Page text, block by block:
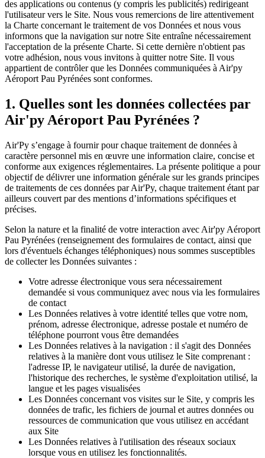
des applications ou contenus (y compris les publicités) redirigeant
l'utilisateur vers le Site. Nous vous remercions de lire attentivement
la Charte concernant le traitement de vos Données et nous vous
informons que la navigation sur notre Site entraîne nécessairement
l'acceptation de la présente Charte. Si cette dernière n'obtient pas
votre adhésion, nous vous invitons à quitter notre Site. Il vous
appartient de contrôler que les Données communiquées à Air'py
Aéroport Pau Pyrénées sont conformes.
1. Quelles sont les données collectées par
Air'py Aéroport Pau Pyrénées ?
Air'Py s’engage à fournir pour chaque traitement de données à
caractère personnel mis en œuvre une information claire, concise et
conforme aux exigences réglementaires. La présente politique a pour
objectif de délivrer une information générale sur les grands principes
de traitements de ces données par Air'Py, chaque traitement étant par
ailleurs couvert par des mentions d’informations spécifiques et
précises.
Selon la nature et la finalité de votre interaction avec Air'py Aéroport
Pau Pyrénées (renseignement des formulaires de contact, ainsi que
lors d'éventuels échanges téléphoniques) nous sommes susceptibles
de collecter les Données suivantes :
Votre adresse électronique vous sera nécessairement
demandée si vous communiquez avec nous via les formulaires
de contact
Les Données relatives à votre identité telles que votre nom,
prénom, adresse électronique, adresse postale et numéro de
téléphone pourront vous être demandées
Les Données relatives à la navigation : il s'agit des Données
relatives à la manière dont vous utilisez le Site comprenant :
l'adresse IP, le navigateur utilisé, la durée de navigation,
l'historique des recherches, le système d'exploitation utilisé, la
langue et les pages visualisées
Les Données concernant vos visites sur le Site, y compris les
données de trafic, les fichiers de journal et autres données ou
ressources de communication que vous utilisez en accédant
aux Site
Les Données relatives à l'utilisation des réseaux sociaux
lorsque vous en utilisez les fonctionnalités.